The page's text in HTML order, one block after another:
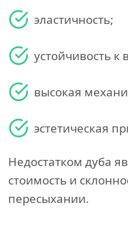
эластичность;
устойчивость к
высокая
эстетическая
Недостатком дуба
стоимость и
пересыхании.